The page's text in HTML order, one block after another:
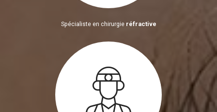
Spécialiste en chirurgie réfractive